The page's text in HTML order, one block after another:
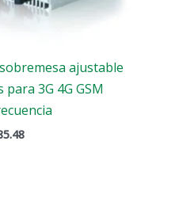
ajustable
para 3G 4G GSM